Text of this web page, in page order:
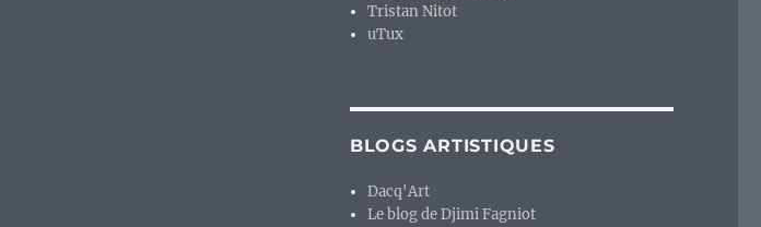
Tristan Nitot
uTux
BLOGS ARTISTIQUES
Dacq'Art
Le blog de Djimi Fagniot